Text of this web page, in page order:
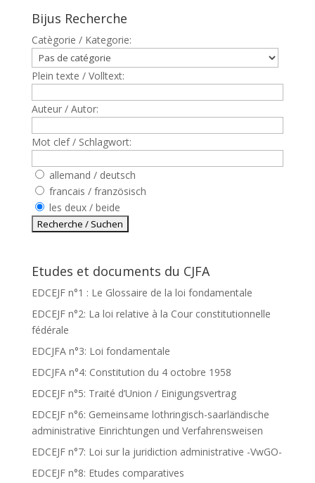
Bijus Recherche
Catègorie / Kategorie:
Plein texte / Volltext:
Auteur / Autor:
Mot clef / Schlagwort:
allemand / deutsch
francais / französisch
les deux / beide
Etudes et documents du CJFA
EDCEJF n°1 : Le Glossaire de la loi fondamentale
EDCEJF n°2: La loi relative à la Cour constitutionnelle
fédérale
EDCJFA n°3: Loi fondamentale
EDCJFA n°4: Constitution du 4 octobre 1958
EDCEJF n°5: Traité d’Union / Einigungsvertrag
EDCEJF n°6: Gemeinsame lothringisch-saarländische
administrative Einrichtungen und Verfahrensweisen
EDCEJF n°7: Loi sur la juridiction administrative -VwGO-
EDCEJF n°8: Etudes comparatives